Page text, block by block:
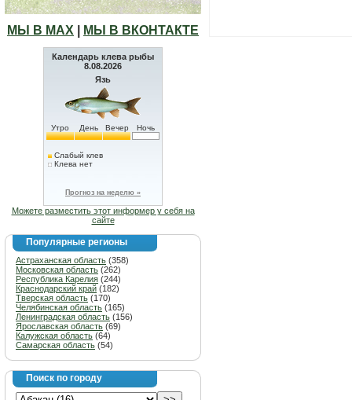
МЫ В МАХ МЫ В ВКОНТАКТЕ
Календарь клева рыбы
8.08.2026
Язь
Утро День Вечер Ночь
Слабый клев
Клева нет
Прогноз на неделю »
Можете разместить этот информер у себя на
сайте
Популярные регионы
Астраханская область (358)
Московская область (262)
Республика Карелия (244)
Краснодарский край (182)
Тверская область (170)
Челябинская область (165)
Ленинградская область (156)
Ярославская область (69)
Калужская область (64)
Самарская область (54)
Поиск по городу